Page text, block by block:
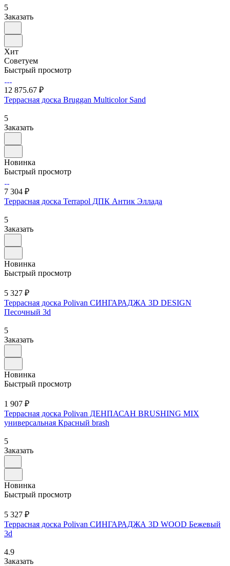
5
Заказать
Хит
Советуем
Быстрый просмотр
12 875.67 ₽
Террасная доска Bruggan Multicolor Sand
5
Заказать
Новинка
Быстрый просмотр
7 304 ₽
Террасная доска Terrapol ДПК Антик Эллада
5
Заказать
Новинка
Быстрый просмотр
5 327 ₽
Террасная доска Polivan СИНГАРАДЖА 3D DESIGN
Песочный 3d
5
Заказать
Новинка
Быстрый просмотр
1 907 ₽
Террасная доска Polivan ДЕНПАСАН BRUSHING MIX
универсальная Красный brash
5
Заказать
Новинка
Быстрый просмотр
5 327 ₽
Террасная доска Polivan СИНГАРАДЖА 3D WOOD Бежевый
3d
4.9
Заказать